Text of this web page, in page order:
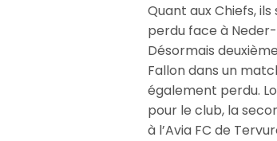
Quant aux Chiefs,
perdu face à
Désormais
Fallon dans un
également perdu.
pour le club, la
à l’Avia FC de